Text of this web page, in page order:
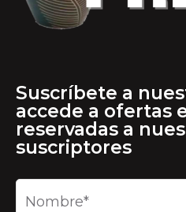
Suscríbete a
accede a ofertas
reservadas a
suscriptores